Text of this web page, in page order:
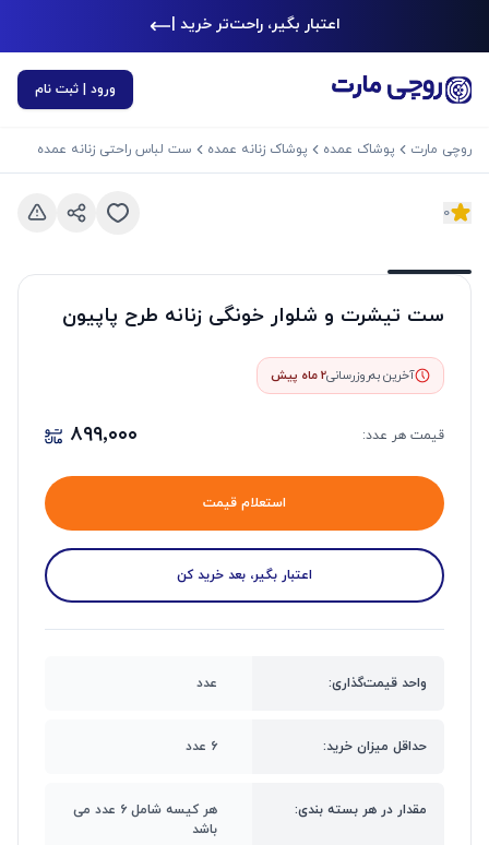
اعتبار بگیر، راحت‌تر خرید کن|
ورود | ثبت نام
روچی مارت پوشاک عمده پوشاک زنانه عمده ست لباس راحتی زنانه عمده
0
ست تیشرت و شلوار خونگی زنانه طرح پاپیون
آخرین به‌روزرسانی2 ماه پیش
قیمت هر عدد: ۸۹۹٬۰۰۰
استعلام قیمت
اعتبار بگیر، بعد خرید کن
واحد قیمت‌گذاری: عدد
حداقل میزان خرید: ۶ عدد
مقدار در هر بسته بندی:
هر کیسه شامل ۶ عدد می
باشد